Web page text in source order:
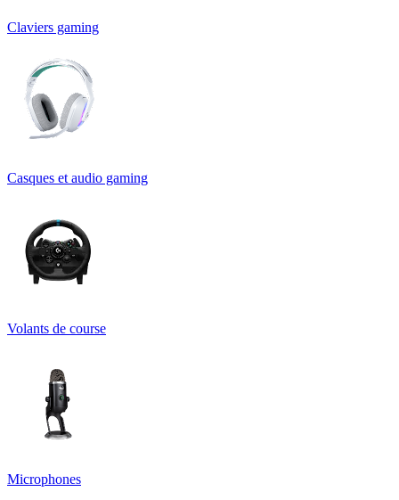
Claviers gaming
Casques et audio gaming
Volants de course
Microphones